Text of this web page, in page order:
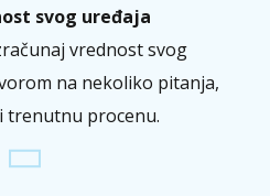
svog uređaja
vrednost svog
na nekoliko pitanja,
trenutnu procenu.